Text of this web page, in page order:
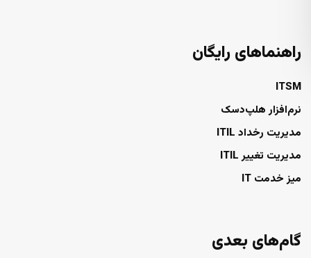
راهنماهای رایگان
ITSM
نرم‌افزار هلپ‌دسک
مدیریت رخداد ITIL
مدیریت تغییر ITIL
میز خدمت IT
گام‌های بعدی